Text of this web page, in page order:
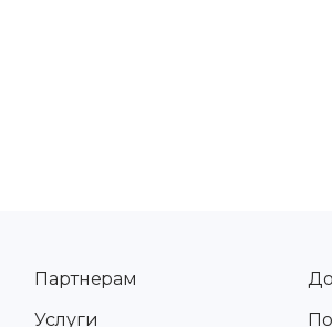
обычных ламп уличного освещения.
Партнерам
Услуги